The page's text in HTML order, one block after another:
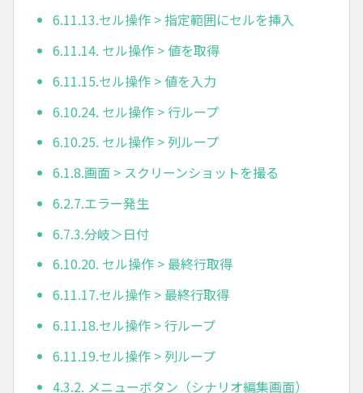
6.11.13.セル操作 > 指定範囲にセルを挿入
6.11.14. セル操作 > 値を取得
6.11.15.セル操作 > 値を入力
6.10.24. セル操作 > 行ループ
6.10.25. セル操作 > 列ループ
6.1.8.画面 > スクリーンショットを撮る
6.2.7.エラー発生
6.7.3.分岐＞日付
6.10.20. セル操作 > 最終行取得
6.11.17.セル操作 > 最終行取得
6.11.18.セル操作 > 行ループ
6.11.19.セル操作 > 列ループ
4.3.2. メニューボタン（シナリオ編集画面）